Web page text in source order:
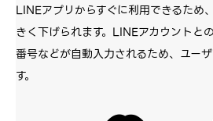
LINEアプリからすぐに利用できるため
きく下げられます。LINEアカウントと
番号などが自動入力されるため、ユー
す。